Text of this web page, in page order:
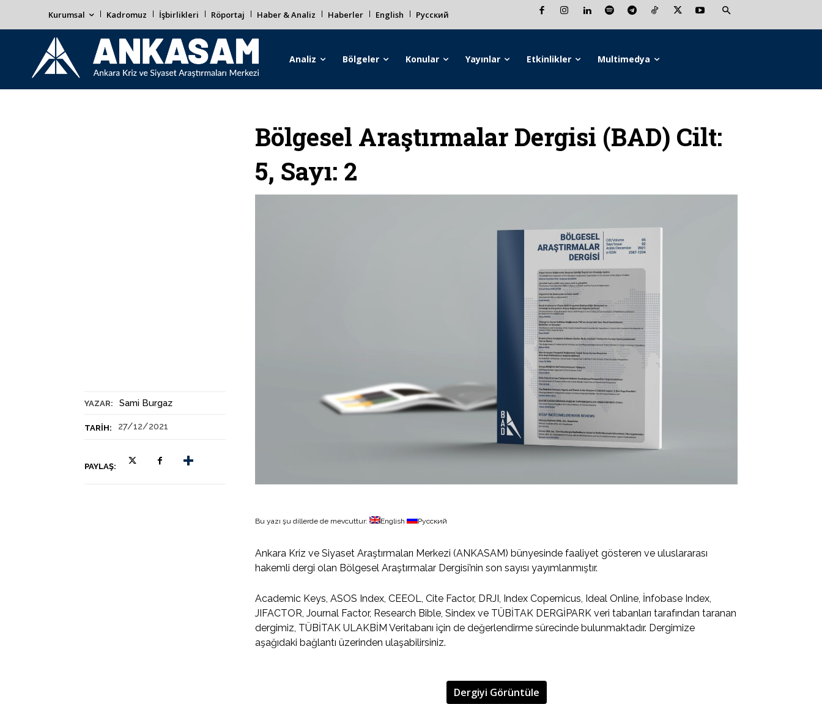
Kurumsal Kadromuz İşbirlikleri Röportaj Haber & Analiz Haberler English Русский
Analiz Bölgeler Konular Yayınlar Etkinlikler Multimedya
YAZAR: Sami Burgaz
TARIH: 27/12/2021
PAYLAŞ:
Bölgesel Araştırmalar Dergisi (BAD) Cilt:
5, Sayı: 2
Bu yazı şu dillerde de mevcuttur: English Русский
Ankara Kriz ve Siyaset Araştırmaları Merkezi (ANKASAM) bünyesinde faaliyet gösteren ve uluslararası
hakemli dergi olan Bölgesel Araştırmalar Dergisi’nin son sayısı yayımlanmıştır.
Academic Keys, ASOS Index, CEEOL, Cite Factor, DRJI, Index Copernicus, Ideal Online, İnfobase Index,
JIFACTOR, Journal Factor, Research Bible, Sindex ve TÜBİTAK DERGİPARK veri tabanları tarafından taranan
dergimiz, TÜBİTAK ULAKBİM Veritabanı için de değerlendirme sürecinde bulunmaktadır. Dergimize
aşağıdaki bağlantı üzerinden ulaşabilirsiniz.
Dergiyi Görüntüle